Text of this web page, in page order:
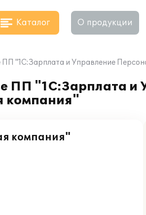
Каталог О продукции
ПП "1С:Зарплата и Управление
ПП "1С:Зарплата
компания"
компания"